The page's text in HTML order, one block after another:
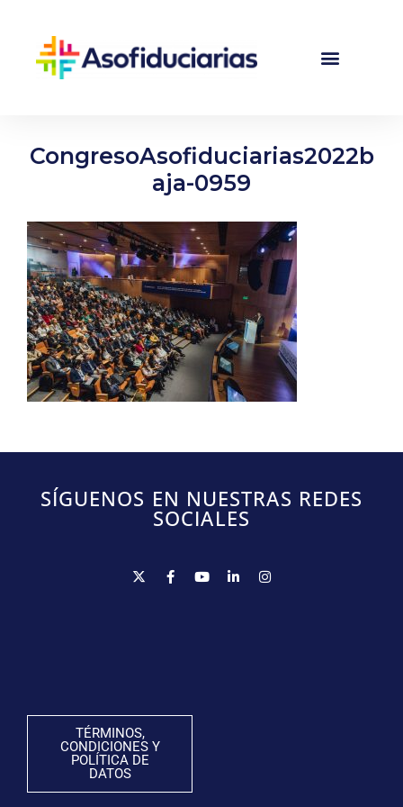
CongresoAsofiduciarias2022b
aja-0959
SÍGUENOS EN NUESTRAS REDES
SOCIALES
TÉRMINOS,
CONDICIONES Y
POLÍTICA DE
DATOS